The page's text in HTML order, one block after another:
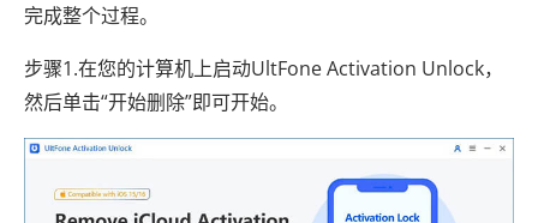
完成整个过程。
步骤1.在您的计算机上启动UltFone Activation Unlock，
然后单击“开始删除”即可开始。